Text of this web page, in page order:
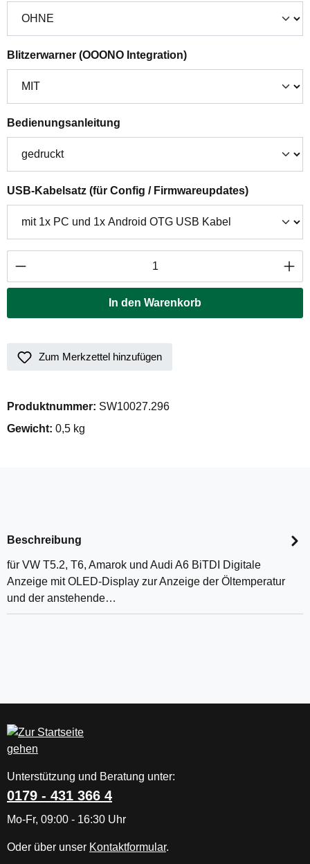
Blitzerwarner (OOONO Integration)auswählen
Bedienungsanleitung
USB-Kabelsatz (für Config / Firmwareupdates)auswählen
Produkt Anzahl: Gib den gewünschten
In den Warenkorb
Zum Merkzettel hinzufügen
Produktnummer: SW10027.296
Gewicht: 0,5 kg
Beschreibung
für VW T5.2, T6, Amarok und Audi A6 BiTDI Digitale
Anzeige mit OLED-Display zur Anzeige der Öltemperatur
und der anstehende…
Unterstützung und Beratung unter:
0179 - 431 366 4
Mo-Fr, 09:00 - 16:30 Uhr
Oder über unser Kontaktformular.